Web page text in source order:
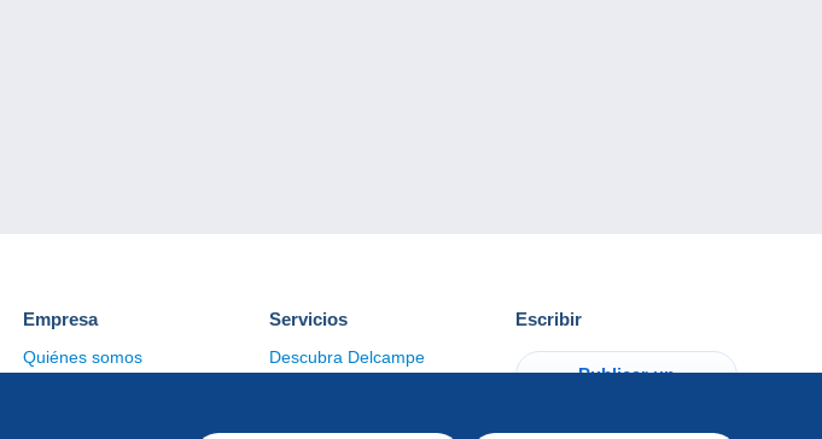
Empresa
Quiénes somos
Servicios
Descubra Delcampe
Escribir
Publicar un